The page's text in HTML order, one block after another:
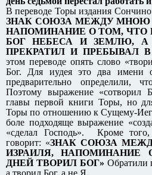
В переводе Торы издания
ЗНАК СОЮЗА МЕЖДУ МНОЮ
НАПОМИНАНИЕ О ТОМ, ЧТО
БОГ НЕБЕСА И ЗЕМЛЮ,
ПРЕКРАТИЛ И ПРЕБЫВАЛ В
этом переводе опять слово
Бог. Для иудея это два имени
предварительно определили,
Поэтому выражение «сотворил
главы первой книги Торы, но
Торы по отношению к Сущему-
боле подходяще выражение
«сделал Господь». Кроме того,
говорит: «ЗНАК СОЮЗА
ИЗРАИЛЯ,
ДНЕЙ ТВОРИЛ БОГ» Обратили
а творил Бог, а не Я.